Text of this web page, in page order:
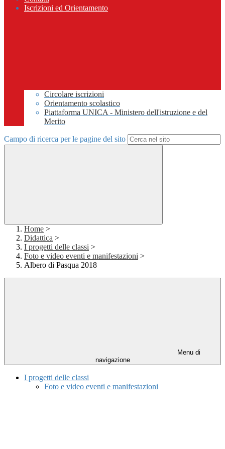
Iscrizioni ed Orientamento
Circolare iscrizioni
Orientamento scolastico
Piattaforma UNICA - Ministero dell'istruzione e del
Merito
Campo di ricerca per le pagine del sito
Home >
Didattica >
I progetti delle classi >
Foto e video eventi e manifestazioni >
Albero di Pasqua 2018
Menu di
navigazione
I progetti delle classi
Foto e video eventi e manifestazioni